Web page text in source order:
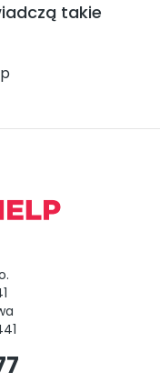
takie